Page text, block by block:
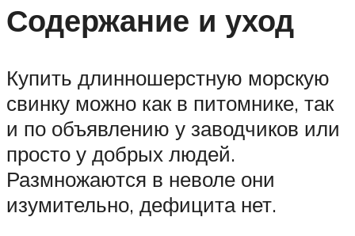
Содержание и уход
Купить длинношерстную морскую
свинку можно как в питомнике, так
и по объявлению у заводчиков или
просто у добрых людей.
Размножаются в неволе они
изумительно, дефицита нет.